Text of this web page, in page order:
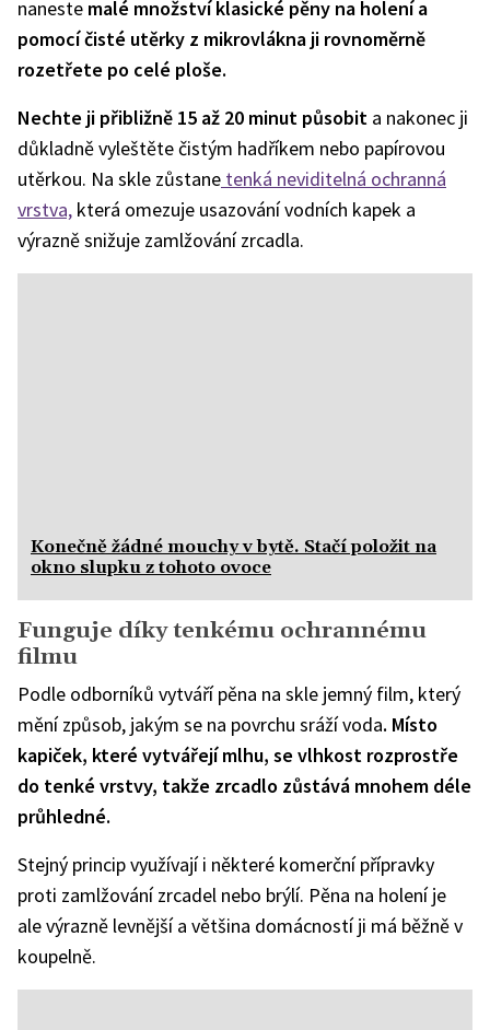
naneste malé množství klasické pěny na holení a
pomocí čisté utěrky z mikrovlákna ji rovnoměrně
rozetřete po celé ploše.
Nechte ji přibližně 15 až 20 minut působit a nakonec ji
důkladně vyleštěte čistým hadříkem nebo papírovou
utěrkou. Na skle zůstane tenká neviditelná ochranná
vrstva, která omezuje usazování vodních kapek a
výrazně snižuje zamlžování zrcadla.
Konečně žádné mouchy v bytě. Stačí položit na
okno slupku z tohoto ovoce
Funguje díky tenkému ochrannému
filmu
Podle odborníků vytváří pěna na skle jemný film, který
mění způsob, jakým se na povrchu sráží voda. Místo
kapiček, které vytvářejí mlhu, se vlhkost rozprostře
do tenké vrstvy, takže zrcadlo zůstává mnohem déle
průhledné.
Stejný princip využívají i některé komerční přípravky
proti zamlžování zrcadel nebo brýlí. Pěna na holení je
ale výrazně levnější a většina domácností ji má běžně v
koupelně.